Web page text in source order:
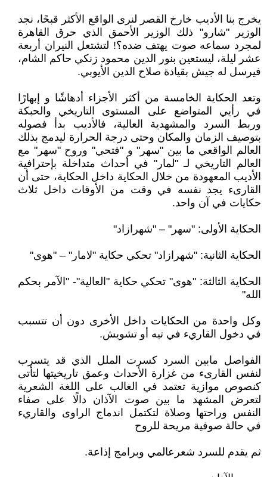
يخرج بنا الأديب خارخ القصر لنرى الواقع الأكثر قبحًا، نجد
الوزير "شارو" ذلك الوزير الأحمق الذي حرق القاهرة
لمجرد سماعه صوت يهتف ضده؟! لتشتعل النيران أربعة
عشر ليلة، ليستعين بنور الدين محمود زنكي حاكم الشام،
فيرسل له جيش بقيادة صلاح الدين الأيوبي.
وتعد الحكاية الخامسة من أكثر الأجزاء أدهاشًا و إبهارًا
في رأيي المتواضع على المستوى التاريخي والحبكة
وربط السرد والمشهدية العالية، فالأديب بدأ فصوله
بتوصيف الزمان والمكان وحتى درجة الحرارة ليدمج بذلك
العالم الواقعي ما بين "سهر" و "فتحي" وروح "سهر" مع
العالم التاريخي لـ "لمار" في أحداث متداخلة بإحترافية
الأديب المعهودة من خلال الحكاية داخل الحكاية، حتى أن
القارىء يجد نفسه في وقت من الأوقات داخل ثلاث
حكايات في آن واحد.
الحكاية الأولى: "سهر" – "شهرازاد"
الحكاية الثانية: "شهرازاد" تحكي حكاية "لامار" – "هوى"
الحكاية الثالثة: "هوى" تحكي حكاية "العالية"- "الآمر بحكم
الله"
وكل واحدة من الحكايات داخل الأخرى دون أن تتسبب
في دخول القاريء في تيه أو تشويش.
الفواصل مابين السرد كسرت الملل الذي قد يتسرب
لنفس القارىء من غزارة الأحداث وعمق تاريخيتها لتأتى
كنصوص موازية تعتمد في الغالب على اللغة الشعرية
لتعرض المشهد ما بين صوت الآذان دالًا على صفاء
النفس وراحتها وصلاة لتكتمل اندماج الراوى والقاريء
في حالة صوفية مريحة للروح
ثم يقدم للسرد شعرعالمي وبرامج إذاعة.